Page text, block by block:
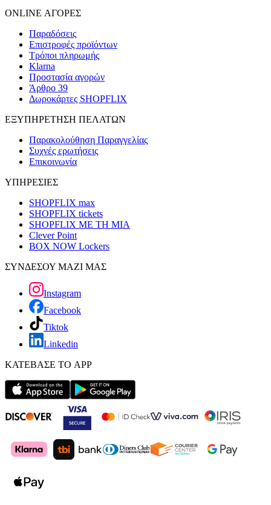
ONLINE ΑΓΟΡΕΣ
Παραδόσεις
Επιστροφές προϊόντων
Τρόποι πληρωμής
Klarna
Προστασία αγορών
Άρθρο 39
Δωροκάρτες SHOPFLIX
ΕΞΥΠΗΡΕΤΗΣΗ ΠΕΛΑΤΩΝ
Παρακολούθηση Παραγγελίας
Συχνές ερωτήσεις
Επικοινωνία
ΥΠΗΡΕΣΙΕΣ
SHOPFLIX max
SHOPFLIX tickets
SHOPFLIX ΜΕ ΤΗ ΜΙΑ
Clever Point
BOX NOW Lockers
ΣΥΝΔΕΣΟΥ ΜΑΖΙ ΜΑΣ
Instagram
Facebook
Tiktok
Linkedin
ΚΑΤΕΒΑΣΕ ΤΟ APP